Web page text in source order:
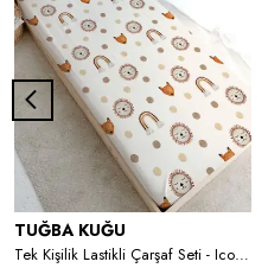
TUĞBA KUĞU
Tek Kişilik Lastikli Çarşaf Seti - Iconic Serisi - Vintage Aslan ve Gökkuşağı